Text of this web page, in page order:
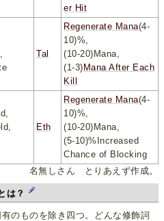
er Hit
Tal
Regenerate Mana(4-
10)%,
(10-20)Mana,
(1-3)Mana After Each
Kill
Eth
Regenerate Mana(4-
10)%,
(10-20)Mana,
(5-10)%Increased
Chance of Blocking
名無しさん とりあえず作成。
は？
のものを除き四つ。どんな修飾詞